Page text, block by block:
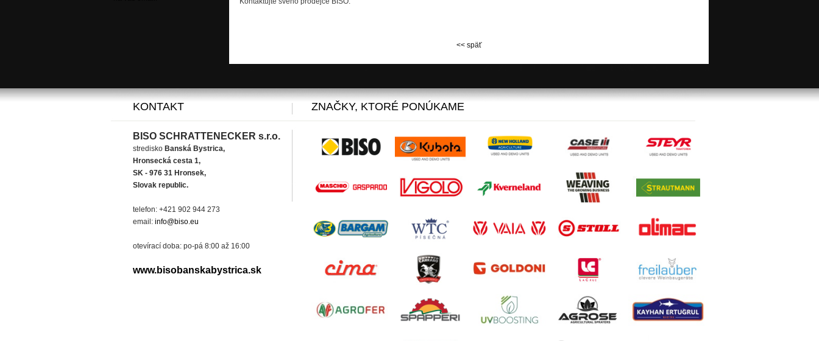
<< späť
KONTAKT
BISO SCHRATTENECKER s.r.o.
stredisko Banská Bystrica,
Hronsecká cesta 1,
SK - 976 31 Hronsek,
Slovak republic.
telefon: +421 902 944 273
email: info@biso.eu
otevírací doba: po-pá 8:00 až 16:00
www.bisobanskabystrica.sk
ZNAČKY, KTORÉ PONÚKAME